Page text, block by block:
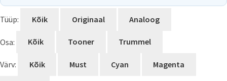
Tüüp: Kõik Originaal Analoog
Osa: Kõik Tooner Trummel
Värv: Kõik Must Cyan Magenta